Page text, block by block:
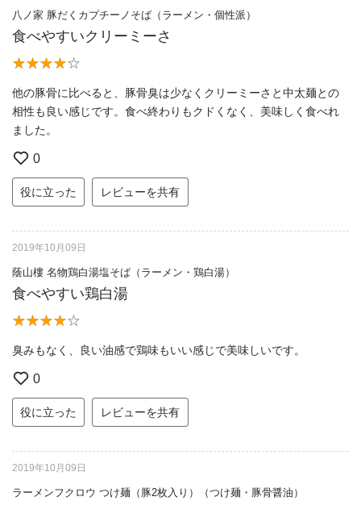
八ノ家 豚だくカプチーノそば（ラーメン・個性派）
食べやすいクリーミーさ
他の豚骨に比べると、豚骨臭は少なくクリーミーさと中太麺との
相性も良い感じです。食べ終わりもクドくなく、美味しく食べれ
ました。
0
役に立った レビューを共有
2019年10月09日
蔭山樓 名物鶏白湯塩そば（ラーメン・鶏白湯）
食べやすい鶏白湯
臭みもなく、良い油感で鶏味もいい感じで美味しいです。
0
役に立った レビューを共有
2019年10月09日
ラーメンフクロウ つけ麺（豚2枚入り）（つけ麺・豚骨醤油）